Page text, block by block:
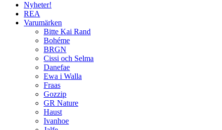
Nyheter!
REA
Varumärken
Bitte Kai Rand
Bohéme
BRGN
Cissi och Selma
Danefae
Ewa i Walla
Fraas
Gozzip
GR Nature
Haust
Ivanhoe